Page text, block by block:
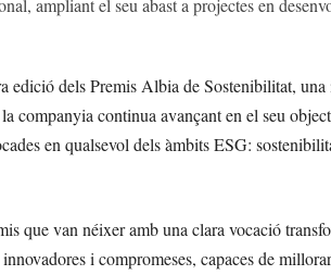
ampliant el seu abast a projectes en
edició dels Premis Albia de Sostenibilitat,
companyia continua avançant en el seu
en qualsevol dels àmbits ESG:
que van néixer amb una clara vocació
i compromeses, capaces de